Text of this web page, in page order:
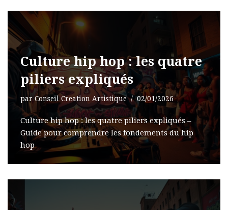
Culture hip hop : les quatre
piliers expliqués
par Conseil Creation Artistique 02/01/2026
Culture hip hop : les quatre piliers expliqués –
Guide pour comprendre les fondements du hip
hop